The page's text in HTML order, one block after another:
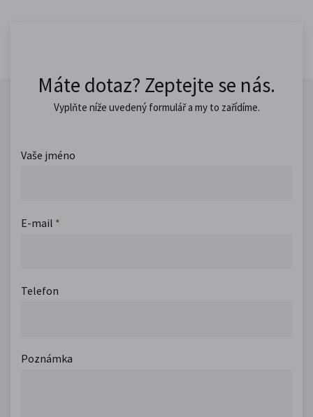
Máte dotaz? Zeptejte se nás.
Vyplňte níže uvedený formulář a my to zařídíme.
Vaše jméno
E-mail *
Telefon
Poznámka